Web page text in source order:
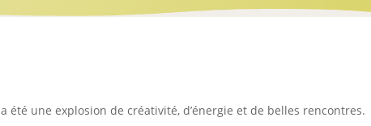
a été une explosion de créativité, d’énergie et de belles rencontres.